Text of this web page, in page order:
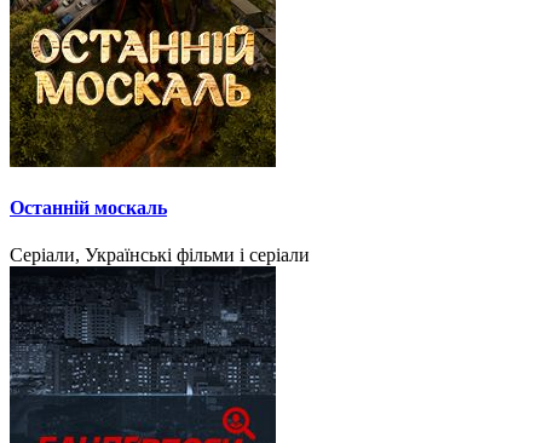
Останній москаль
Серіали, Українські фільми і серіали